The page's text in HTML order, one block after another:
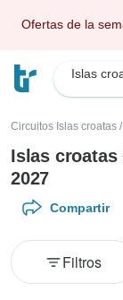
Ofertas de la
Islas
Circuitos Islas croatas /
Islas croatas
2027
Compartir
Filtros